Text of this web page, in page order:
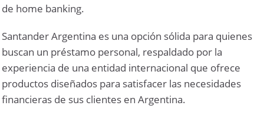
de home banking.
Santander Argentina es una opción sólida para quienes
buscan un préstamo personal, respaldado por la
experiencia de una entidad internacional que ofrece
productos diseñados para satisfacer las necesidades
financieras de sus clientes en Argentina.